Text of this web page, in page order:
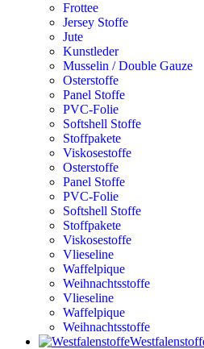
Frottee
Jersey Stoffe
Jute
Kunstleder
Musselin / Double Gauze
Osterstoffe
Panel Stoffe
PVC-Folie
Softshell Stoffe
Stoffpakete
Viskosestoffe
Osterstoffe
Panel Stoffe
PVC-Folie
Softshell Stoffe
Stoffpakete
Viskosestoffe
Vlieseline
Waffelpique
Weihnachtsstoffe
Vlieseline
Waffelpique
Weihnachtsstoffe